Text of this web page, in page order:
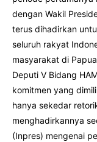
dengan Wakil
terus dihadirkan
seluruh rakyat
masyarakat di
Deputi V Bidang
komitmen yang
hanya sekedar
menghadirkannya
(Inpres) mengenai